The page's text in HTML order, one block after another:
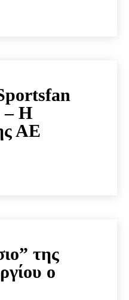
– Η
ΑΕ
της
ο